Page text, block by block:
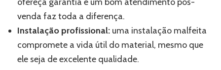
venda faz toda a diferença.
Instalação profissional: uma instalação malfeita
compromete a vida útil do material, mesmo que
ele seja de excelente qualidade.